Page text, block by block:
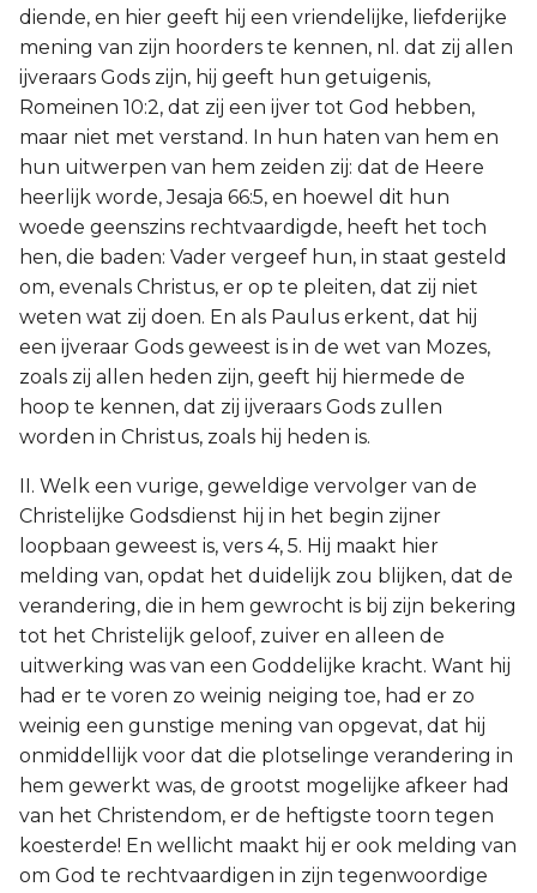
diende, en hier geeft hij een vriendelijke, liefderijke
mening van zijn hoorders te kennen, nl. dat zij allen
ijveraars Gods zijn, hij geeft hun getuigenis,
Romeinen 10:2, dat zij een ijver tot God hebben,
maar niet met verstand. In hun haten van hem en
hun uitwerpen van hem zeiden zij: dat de Heere
heerlijk worde, Jesaja 66:5, en hoewel dit hun
woede geenszins rechtvaardigde, heeft het toch
hen, die baden: Vader vergeef hun, in staat gesteld
om, evenals Christus, er op te pleiten, dat zij niet
weten wat zij doen. En als Paulus erkent, dat hij
een ijveraar Gods geweest is in de wet van Mozes,
zoals zij allen heden zijn, geeft hij hiermede de
hoop te kennen, dat zij ijveraars Gods zullen
worden in Christus, zoals hij heden is.
II. Welk een vurige, geweldige vervolger van de
Christelijke Godsdienst hij in het begin zijner
loopbaan geweest is, vers 4, 5. Hij maakt hier
melding van, opdat het duidelijk zou blijken, dat de
verandering, die in hem gewrocht is bij zijn bekering
tot het Christelijk geloof, zuiver en alleen de
uitwerking was van een Goddelijke kracht. Want hij
had er te voren zo weinig neiging toe, had er zo
weinig een gunstige mening van opgevat, dat hij
onmiddellijk voor dat die plotselinge verandering in
hem gewerkt was, de grootst mogelijke afkeer had
van het Christendom, er de heftigste toorn tegen
koesterde! En wellicht maakt hij er ook melding van
om God te rechtvaardigen in zijn tegenwoordige